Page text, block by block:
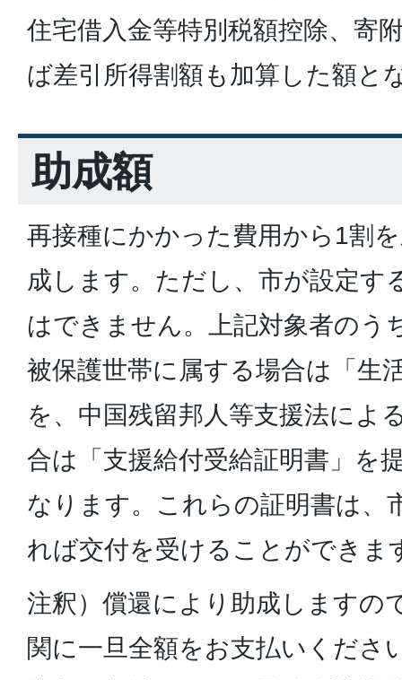
住宅借入金等特別税額控除、寄
ば差引所得割額も加算した額と
助成額
再接種にかかった費用から1割
成します。ただし、市が設定す
はできません。上記対象者のう
被保護世帯に属する場合は「生
を、中国残留邦人等支援法によ
合は「支援給付受給証明書」を
なります。これらの証明書は、
れば交付を受けることができま
注釈）償還により助成しますの
関に一旦全額をお支払いくださ